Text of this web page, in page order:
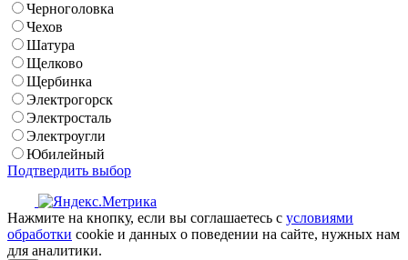
Черноголовка
Чехов
Шатура
Щелково
Щербинка
Электрогорск
Электросталь
Электроугли
Юбилейный
Подтвердить выбор
Нажмите на кнопку, если вы соглашаетесь с условиями
обработки cookie и данных о поведении на сайте, нужных нам
для аналитики.